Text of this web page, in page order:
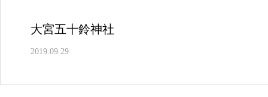
大宮五十鈴神社
2019.09.29